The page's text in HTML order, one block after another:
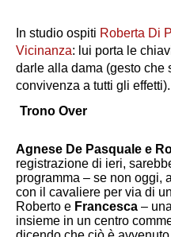
In studio ospiti Roberta Di
Vicinanza: lui porta le
darle alla dama (gesto che
convivenza a tutti gli effetti).
Trono Over
Agnese De Pasquale e
registrazione di ieri,
programma – se non oggi,
con il cavaliere per via di
Roberto e Francesca –
insieme in un centro